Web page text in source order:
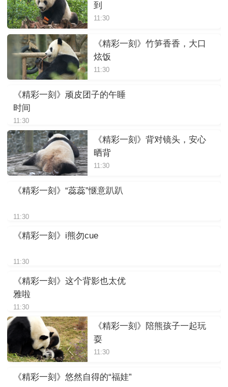
到
11:30
《精彩一刻》竹笋香香，大口
炫饭
11:30
《精彩一刻》顽皮团子的午睡
时间
11:30
《精彩一刻》背对镜头，安心
晒背
11:30
《精彩一刻》“蕊蕊”惬意趴趴
11:30
《精彩一刻》i熊勿cue
11:30
《精彩一刻》这个背影也太优
雅啦
11:30
《精彩一刻》陪熊孩子一起玩
耍
11:30
《精彩一刻》悠然自得的“福娃”